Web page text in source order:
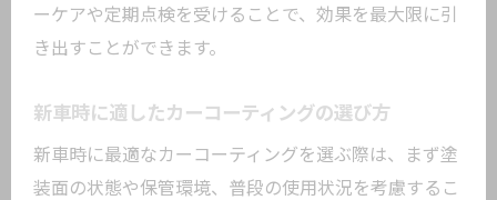
ーケアや定期点検を受けることで、効果を最大限に引
き出すことができます。
新車時に適したカーコーティングの選び方
新車時に最適なカーコーティングを選ぶ際は、まず塗
装面の状態や保管環境、普段の使用状況を考慮するこ